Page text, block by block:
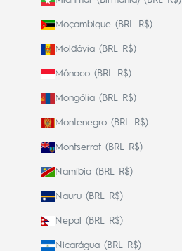
Moçambique (BRL R$)
Moldávia (BRL R$)
Mônaco (BRL R$)
Mongólia (BRL R$)
Montenegro (BRL R$)
Montserrat (BRL R$)
Namíbia (BRL R$)
Nauru (BRL R$)
Nepal (BRL R$)
Nicarágua (BRL R$)